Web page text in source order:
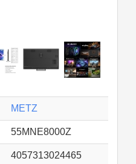
METZ
55MNE8000Z
4057313024465